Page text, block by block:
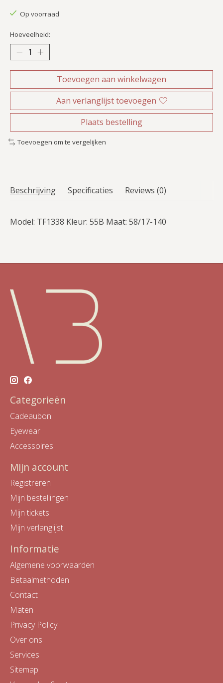
Op voorraad
Hoeveelheid:
Toevoegen aan winkelwagen
Aan verlanglijst toevoegen
Plaats bestelling
Toevoegen om te vergelijken
Beschrijving Specificaties Reviews (0)
Model: TF1338 Kleur: 55B Maat: 58/17-140
Categorieën
Cadeaubon
Eyewear
Accessoires
Mijn account
Registreren
Mijn bestellingen
Mijn tickets
Mijn verlanglijst
Informatie
Algemene voorwaarden
Betaalmethoden
Contact
Maten
Privacy Policy
Over ons
Services
Sitemap